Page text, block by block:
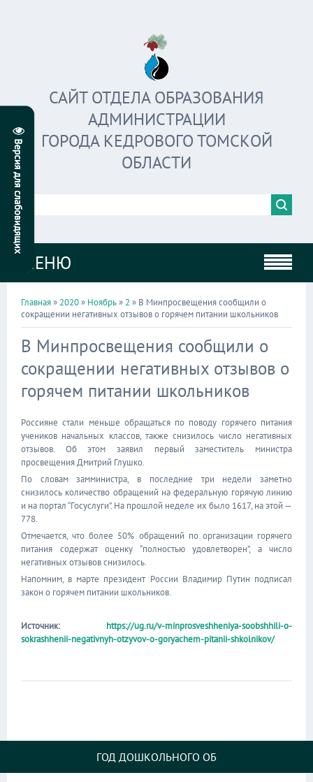
САЙТ ОТДЕЛА ОБРАЗОВАНИЯ
АДМИНИСТРАЦИИ
ГОРОДА КЕДРОВОГО ТОМСКОЙ
ОБЛАСТИ
МЕНЮ
Главная» 2020» Ноябрь» 2 » В Минпросвещения сообщили о
сокращении негативных отзывов о горячем питании школьников
В Минпросвещения сообщили о
сокращении негативных отзывов о
горячем питании школьников
Россияне стали меньше обращаться по поводу горячего питания
учеников начальных классов, также снизилось число негативных
отзывов. Об этом заявил первый заместитель министра
просвещения Дмитрий Глушко.
По словам замминистра, в последние три недели заметно
снизилось количество обращений на федеральную горячую линию
и на портал “Госуслуги”. На прошлой неделе их было 1617, на этой —
778.
Отмечается, что более 50% обращений по организации горячего
питания содержат оценку “полностью удовлетворен”, а число
негативных отзывов снизилось.
Напомним, в марте президент России Владимир Путин подписал
закон о горячем питании школьников.
Источник: https://ug.ru/v-minprosveshheniya-soobshhili-o-
sokrashhenii-negativnyh-otzyvov-o-goryachem-pitanii-shkolnikov/
ГОД ДОШКОЛЬНОГО ОБ